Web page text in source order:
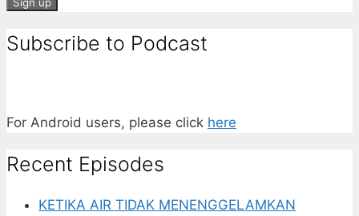
Subscribe to Podcast
For Android users, please click here
Recent Episodes
KETIKA AIR TIDAK MENENGGELAMKAN